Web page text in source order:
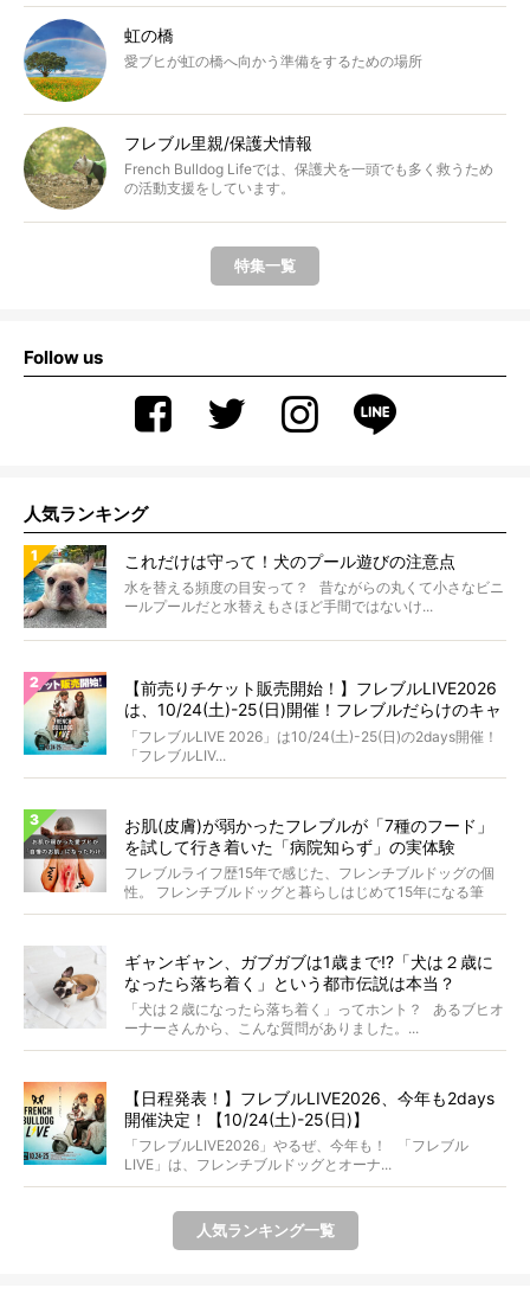
虹の橋
愛ブヒが虹の橋へ向かう準備をするための場所
フレブル里親/保護犬情報
French Bulldog Lifeでは、保護犬を一頭でも多く救うため
の活動支援をしています。
特集一覧
Follow us
人気ランキング
これだけは守って！犬のプール遊びの注意点
水を替える頻度の目安って？ 昔ながらの丸くて小さなビニ
ールプールだと水替えもさほど手間ではないけ...
【前売りチケット販売開始！】フレブルLIVE2026
は、10/24(土)-25(日)開催！フレブルだらけのキャ
ンプ・前夜祭・バスプランも新登場!?
「フレブルLIVE 2026」は10/24(土)-25(日)の2days開催！
「フレブルLIV...
お肌(皮膚)が弱かったフレブルが「7種のフード」
を試して行き着いた「病院知らず」の実体験
フレブルライフ歴15年で感じた、フレンチブルドッグの個
性。 フレンチブルドッグと暮らしはじめて15年になる筆
者...
ギャンギャン、ガブガブは1歳まで!?「犬は２歳に
なったら落ち着く」という都市伝説は本当？
「犬は２歳になったら落ち着く」ってホント？ あるブヒオ
ーナーさんから、こんな質問がありました。...
【日程発表！】フレブルLIVE2026、今年も2days
開催決定！【10/24(土)-25(日)】
「フレブルLIVE2026」やるぜ、今年も！ 「フレブル
LIVE」は、フレンチブルドッグとオーナ...
人気ランキング一覧